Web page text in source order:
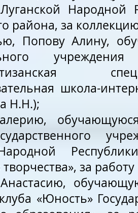
района, за
Попову Алину,
школа-
Н.Н.);
творчества», за
«Юность»